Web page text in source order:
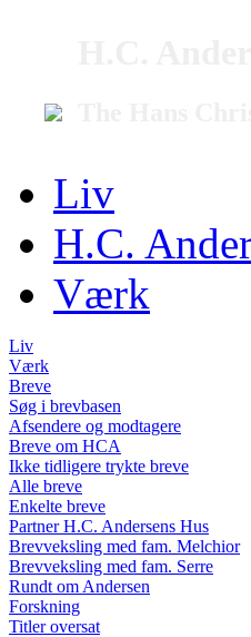
Liv
H.C.
Værk
Liv
Værk
Breve
Søg i brevbasen
Afsendere og modtagere
Breve om HCA
Ikke tidligere trykte breve
Alle breve
Enkelte breve
Partner H.C. Andersens Hus
Brevveksling med fam. Melchior
Brevveksling med fam. Serre
Rundt om Andersen
Forskning
Titler oversat